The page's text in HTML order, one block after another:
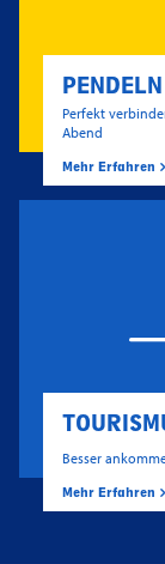
PENDELN
Perfekt
Abend
Mehr Erfahren
Besser
Mehr Erfahren